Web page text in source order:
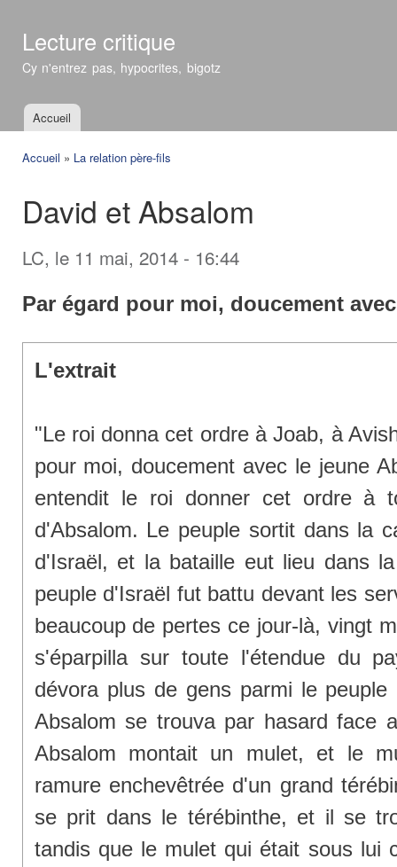
Lecture critique
Cy n'entrez pas, hypocrites, bigotz
Menu principal
Accueil
Accueil » La relation père-fils
David et Absalom
LC, le 11 mai, 2014 - 16:44
Par égard pour moi, doucement
L'extrait
"Le roi donna cet ordre à Joab, à
pour moi, doucement avec le jeune
entendit le roi donner cet ordre à
d'Absalom. Le peuple sortit dans la
d'Israël, et la bataille eut lieu dans
peuple d'Israël fut battu devant les
beaucoup de pertes ce jour-là, vingt
s'éparpilla sur toute l'étendue du
dévora plus de gens parmi le
Absalom se trouva par hasard face
Absalom montait un mulet, et le
ramure enchevêtrée d'un grand
se prit dans le térébinthe, et il se
tandis que le mulet qui était sous lui